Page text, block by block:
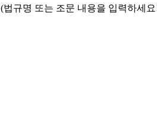
(법규명 또는 조문 내용을 입력하세